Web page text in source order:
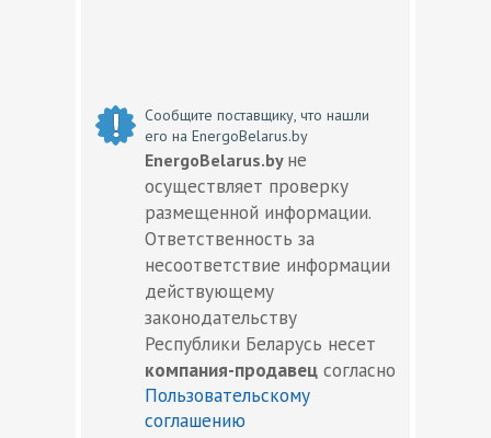
Сообщите поставщику, что нашли
его на EnergoBelarus.by
EnergoBelarus.by не
осуществляет проверку
размещенной информации.
Ответственность за
несоответствие информации
действующему
законодательству
Республики Беларусь несет
компания-продавец согласно
Пользовательскому
соглашению